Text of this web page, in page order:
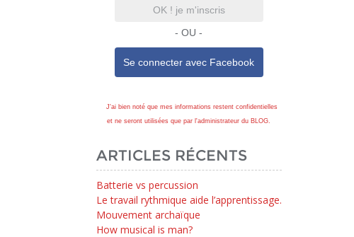
OK ! je m'inscris
- OU -
Se connecter avec Facebook
J'ai bien noté que mes informations restent confidentielles
et ne seront utilisées que par l'administrateur du BLOG.
ARTICLES RÉCENTS
Batterie vs percussion
Le travail rythmique aide l’apprentissage.
Mouvement archaïque
How musical is man?